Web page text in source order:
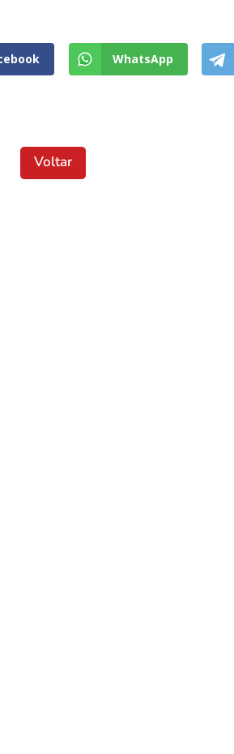
WhatsApp
Voltar